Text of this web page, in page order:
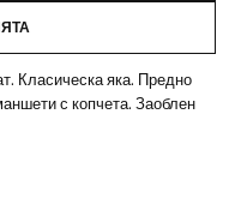
Класическа яка. Предно
с копчета. Заоблен
за освобождаване на